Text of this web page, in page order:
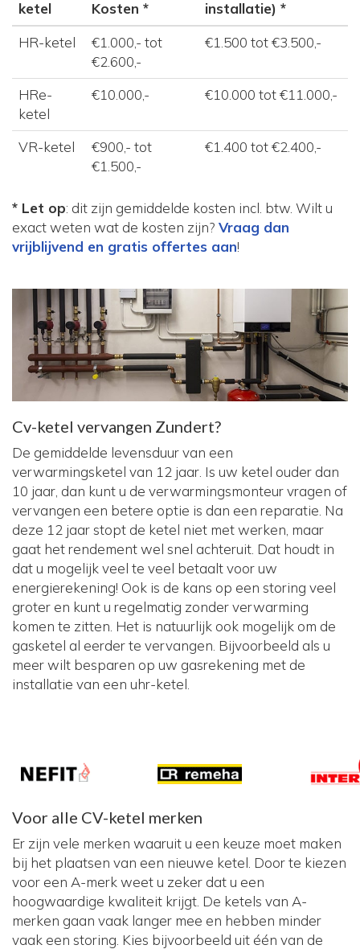
ketel
Kosten *
installatie) *
HR-ketel
€1.000,- tot
€2.600,-
€1.500 tot €3.500,-
HRe-
ketel
€10.000,- €10.000 tot €11.000,-
VR-ketel
€900,- tot
€1.500,-
€1.400 tot €2.400,-
* Let op: dit zijn gemiddelde kosten incl. btw. Wilt u
exact weten wat de kosten zijn? Vraag dan
vrijblijvend en gratis offertes aan!
Cv-ketel vervangen Zundert?
De gemiddelde levensduur van een
verwarmingsketel van 12 jaar. Is uw ketel ouder dan
10 jaar, dan kunt u de verwarmingsmonteur vragen of
vervangen een betere optie is dan een reparatie. Na
deze 12 jaar stopt de ketel niet met werken, maar
gaat het rendement wel snel achteruit. Dat houdt in
dat u mogelijk veel te veel betaalt voor uw
energierekening! Ook is de kans op een storing veel
groter en kunt u regelmatig zonder verwarming
komen te zitten. Het is natuurlijk ook mogelijk om de
gasketel al eerder te vervangen. Bijvoorbeeld als u
meer wilt besparen op uw gasrekening met de
installatie van een uhr-ketel.
Voor alle CV-ketel merken
Er zijn vele merken waaruit u een keuze moet maken
bij het plaatsen van een nieuwe ketel. Door te kiezen
voor een A-merk weet u zeker dat u een
hoogwaardige kwaliteit krijgt. De ketels van A-
merken gaan vaak langer mee en hebben minder
vaak een storing. Kies bijvoorbeeld uit één van de